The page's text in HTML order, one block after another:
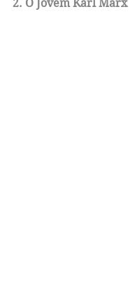
2. O Jovem Karl Marx